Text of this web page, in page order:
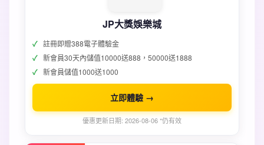
JP大獎娛樂城
註冊即贈388電子體驗金
新會員30天內儲值10000送888，50000送1888
新會員儲值1000送1000
立即體驗 →
優惠更新日期: 2026-08-06 *仍有效